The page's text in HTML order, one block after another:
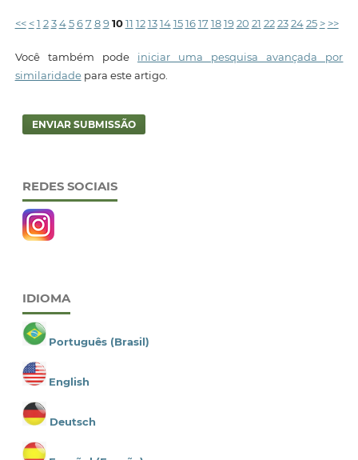
<< < 1 2 3 4 5 6 7 8 9 10 11 12 13 14 15 16 17 18 19 20 21 22 23 24 25 > >>
Você também pode iniciar uma pesquisa avançada por
similaridadepara este artigo.
ENVIAR SUBMISSÃO
REDES SOCIAIS
IDIOMA
Português (Brasil)
English
Deutsch